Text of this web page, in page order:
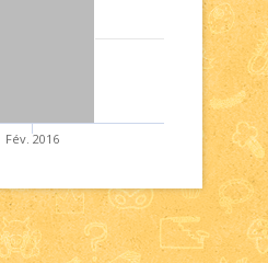
Fév. 2016